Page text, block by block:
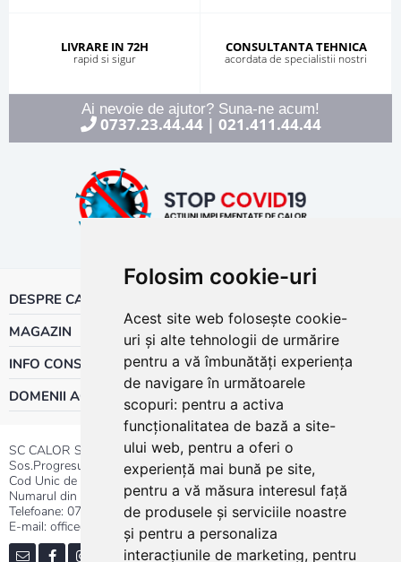
Folosim cookie-uri
Acest site web folosește cookie-
uri și alte tehnologii de urmărire
pentru a vă îmbunătăți experiența
de navigare în următoarele
scopuri: pentru a activa
funcționalitatea de bază a site-
ului web, pentru a oferi o
experiență mai bună pe site,
pentru a vă măsura interesul față
de produsele și serviciile noastre
și pentru a personaliza
interacțiunile de marketing, pentru
LIVRARE IN 72H
rapid si sigur
CONSULTANTA TEHNICA
acordata de specialistii nostri
Ai nevoie de ajutor? Suna-ne acum!
0737.23.44.44| 021.411.44.44
DESPRE CALOR
MAGAZIN
INFO CONSUMATOR
DOMENII ACTIVITATE
SC CALOR SRL
Sos.Progresului nr.30-40, Sector 5, Bucuresti
Cod Unic de Inregistrare: RO 3004724
Numarul din Registrul Comertului:J40/13176/1991
Telefoane: 0737.23.44.44|021.411.44.44
E-mail: office@calor.ro